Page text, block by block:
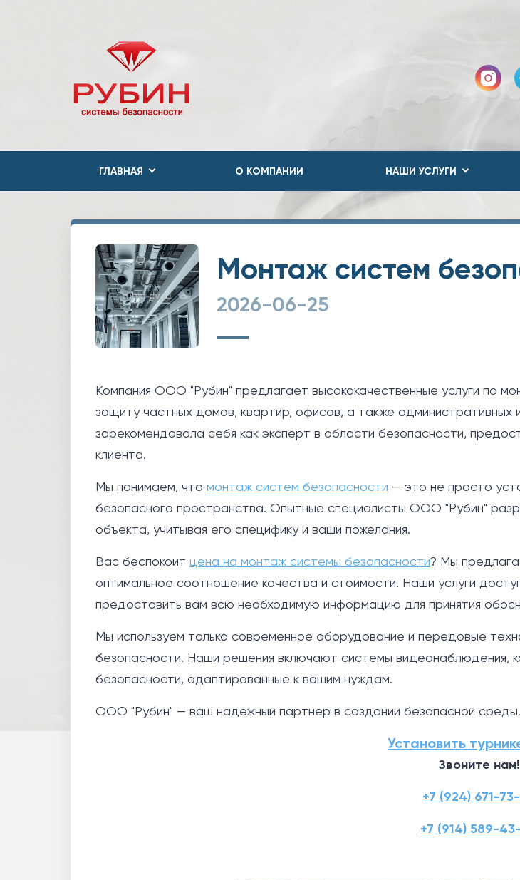
ГЛАВНАЯ О КОМПАНИИ НАШИ УСЛУГИ
Монтаж систем
2026-06-25
Компания ООО "Рубин" предлагает высококачественные услуги по
защиту частных домов, квартир, офисов, а также
зарекомендовала себя как эксперт в области безопасности,
клиента.
Мы понимаем, что монтаж систем безопасности — это не просто
безопасного пространства. Опытные специалисты ООО "Рубин"
объекта, учитывая его специфику и ваши пожелания.
Вас беспокоит цена на монтаж системы безопасности? Мы
оптимальное соотношение качества и стоимости. Наши услуги
предоставить вам всю необходимую информацию для принятия
Мы используем только современное оборудование и передовые
безопасности. Наши решения включают системы видеонаблюдения,
безопасности, адаптированные к вашим нуждам.
ООО "Рубин" — ваш надежный партнер в создании безопасной среды.
Установить
Звоните нам!
+7 (924) 671-
+7 (914) 589-